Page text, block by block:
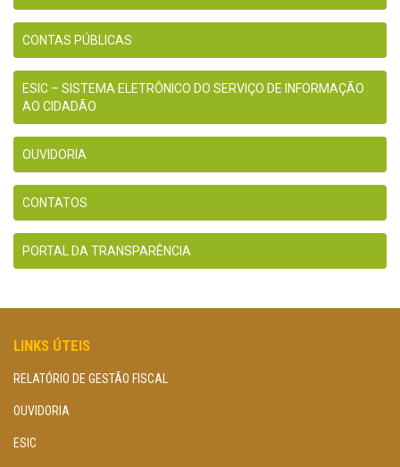
CONTAS PÚBLICAS
ESIC – SISTEMA ELETRÔNICO DO SERVIÇO DE INFORMAÇÃO
AO CIDADÃO
OUVIDORIA
CONTATOS
PORTAL DA TRANSPARÊNCIA
LINKS ÚTEIS
RELATÓRIO DE GESTÃO FISCAL
OUVIDORIA
ESIC